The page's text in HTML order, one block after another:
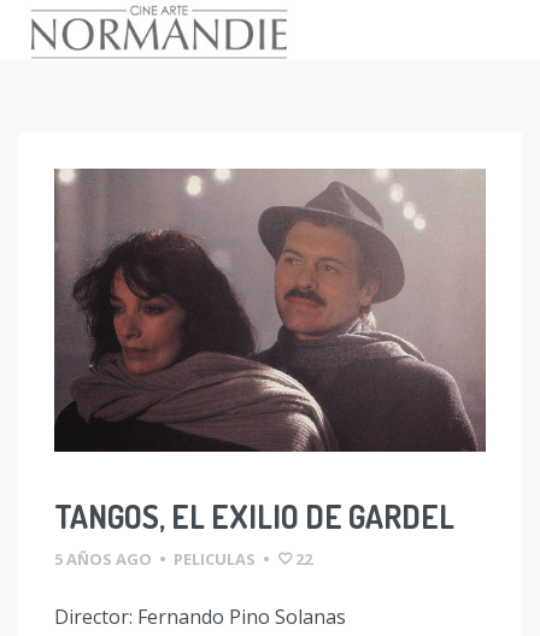
TANGOS, EL EXILIO DE GARDEL
5 AÑOS AGO • PELICULAS • 22
Director: Fernando Pino Solanas